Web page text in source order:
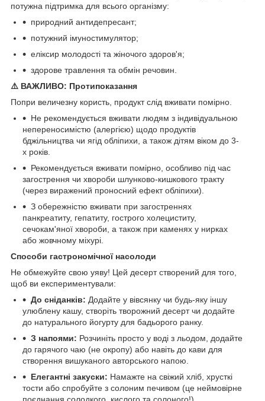
потужна підтримка для всього організму:
природний антидепресант;
потужний імуностимулятор;
еліксир молодості та жіночого здоров'я;
здорове травлення та обмін речовин.
⚠️ ВАЖЛИВО: Протипоказання
Попри величезну користь, продукт слід вживати помірно.
Не рекомендується вживати людям з індивідуальною
непереносимістю (алергією) щодо продуктів
бджільництва чи ягід обліпихи, а також дітям віком до 3-
х років.
Рекомендується вживати помірно, особливо під час
загострення чи хвороби шлунково-кишкового тракту
(через виражений проносний ефект обліпихи).
З обережністю вживати при загостреннях
панкреатиту, гепатиту, гострого холециститу,
сечокам'яної хвороби, а також при каменях у нирках
або жовчному міхурі.
Способи гастрономічної насолоди
Не обмежуйте свою уяву! Цей десерт створений для того,
щоб ви експериментували:
До сніданків: Додайте у вівсянку чи будь-яку іншу
улюблену кашу, створіть творожний десерт чи додайте
до натурального йогурту для бадьорого ранку.
З напоями: Розчиніть просто у воді з льодом, додайте
до гарячого чаю (не окропу) або навіть до кави для
створення вишуканого авторського напою.
Елегантні закуски: Намажте на свіжий хліб, хрусткі
тости або спробуйте з солоним печивом (це неймовірне
поєднання солодкого, кислого та солоного!).